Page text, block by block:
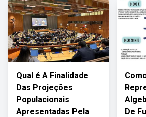
Qual é A Finalidade
Das Projeções
Populacionais
Apresentadas Pela
De